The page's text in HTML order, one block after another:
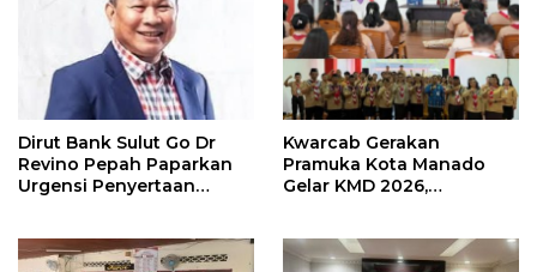
Dirut Bank Sulut Go Dr
Revino Pepah Paparkan
Urgensi Penyertaan
Kwarcab Gerakan
Pramuka Kota Manado
Gelar KMD 2026,
Pramuka